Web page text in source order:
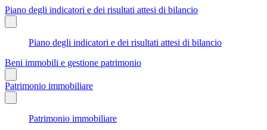
Piano degli indicatori e dei risultati attesi di bilancio
Piano degli indicatori e dei risultati attesi di bilancio
Beni immobili e gestione patrimonio
Patrimonio immobiliare
Patrimonio immobiliare